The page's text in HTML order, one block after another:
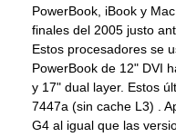
PowerBook, iBook y
finales del 2005 justo
Estos procesadores se
PowerBook de 12" DVI
y 17" dual layer. Estos
7447a (sin cache L3) .
G4 al igual que las